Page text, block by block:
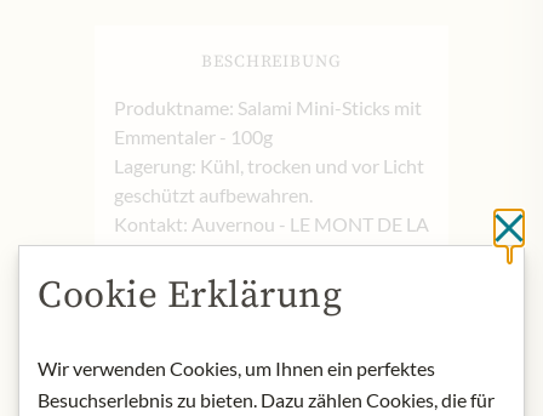
BESCHREIBUNG
Produktname: Salami Mini-Sticks mit
Emmentaler - 100g
Lagerung: Kühl, trocken und vor Licht
geschützt aufbewahren.
Kontakt: Auvernou - LE MONT DE LA
COSTE/ Z.A.C. de l'Empereur - 19200
Ussel/digital@loste.com
* Wir bitten um Verständnis, dass das
Produktdesign von der Abbildung
Cookie Erklärung
Wir verwenden Cookies, um Ihnen ein perfektes
Besuchserlebnis zu bieten. Dazu zählen Cookies, die für